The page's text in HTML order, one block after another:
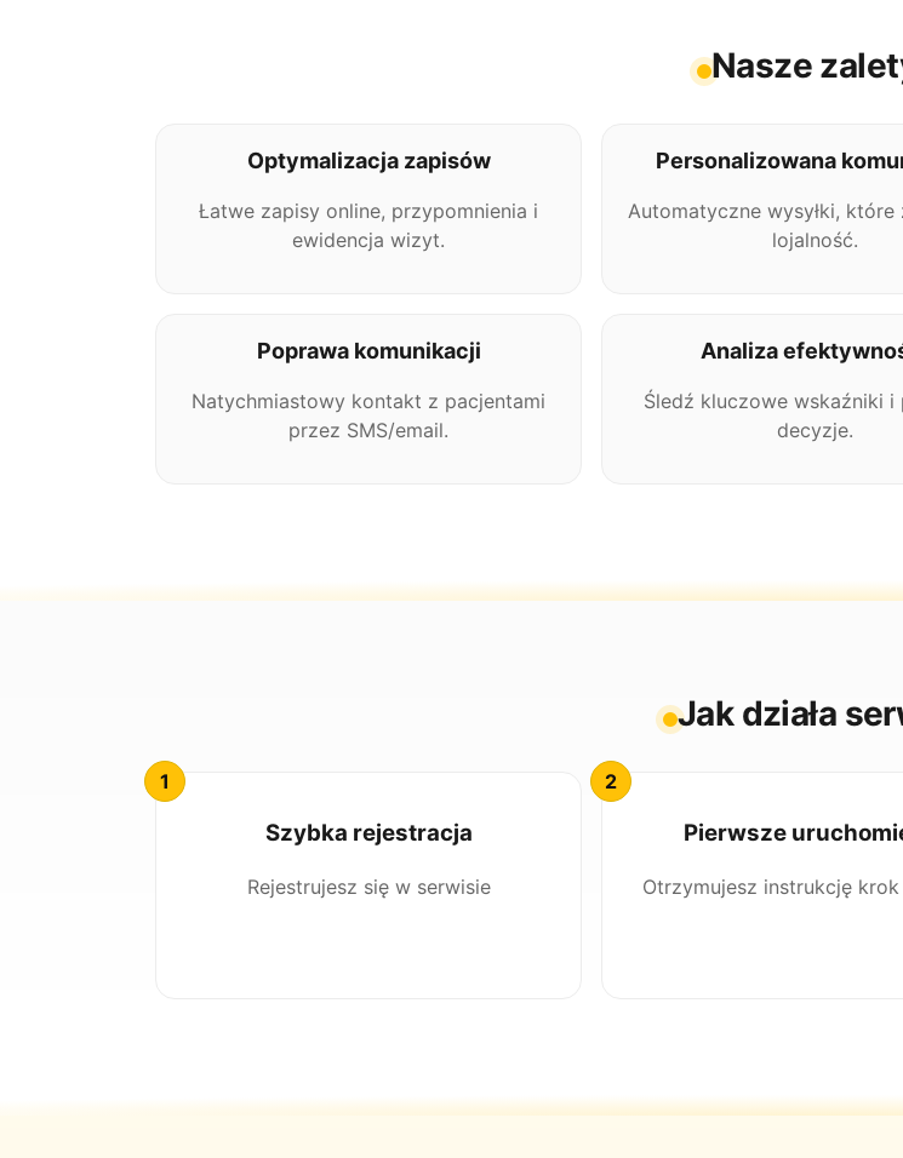
Nasze
Optymalizacja zapisów
Łatwe zapisy online, przypomnienia i
ewidencja wizyt.
Personalizowana
Automatyczne wysyłki, które
lojalność.
Poprawa komunikacji
Natychmiastowy kontakt z pacjentami
przez SMS/email.
Analiza
Śledź kluczowe wskaźniki i
decyzje.
Jak działa
Szybka rejestracja
Rejestrujesz się w serwisie
Pierwsze
Otrzymujesz instrukcję